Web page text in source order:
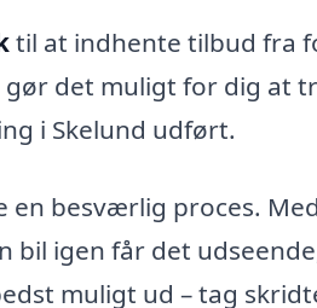
til at indhente tilbud fra
gør det muligt for dig at
i Skelund udført.
besværlig proces.
bil igen får det
muligt ud – tag